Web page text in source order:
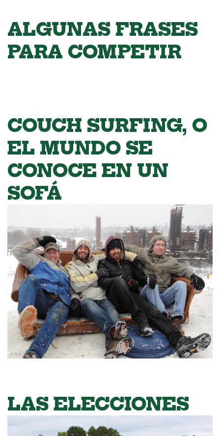
ALGUNAS FRASES
PARA COMPETIR
COUCH SURFING, O
EL MUNDO SE
CONOCE EN UN
SOFÁ
LAS ELECCIONES